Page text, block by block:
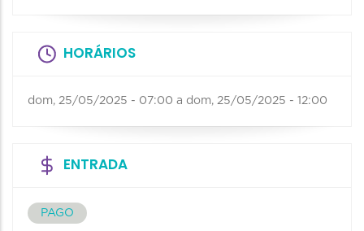
HORÁRIOS
dom, 25/05/2025 - 07:00 a dom, 25/05/2025 - 12:00
ENTRADA
PAGO